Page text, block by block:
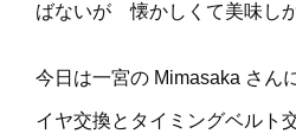
ばないが 懐かしくて美味しか
今日は一宮の Mimasaka さん
イヤ交換とタイミングベルト